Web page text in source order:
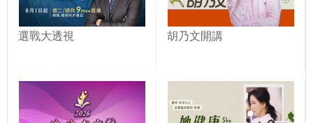
選戰大透視 胡乃文開講